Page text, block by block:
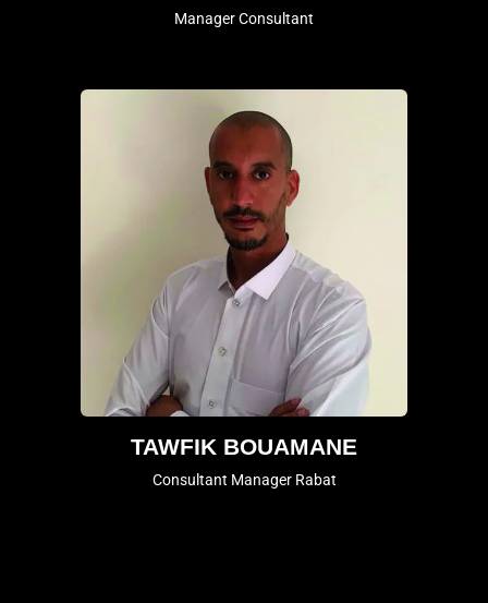
Manager Consultant
TAWFIK BOUAMANE
Consultant Manager Rabat